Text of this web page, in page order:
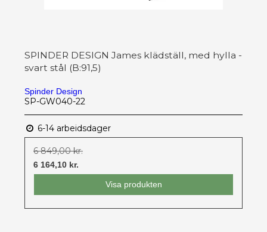
SPINDER DESIGN James klädställ, med hylla -
svart stål (B:91,5)
Spinder Design
SP-GW040-22
6-14 arbeidsdager
6 849,00 kr.
6 164,10 kr.
Visa produkten